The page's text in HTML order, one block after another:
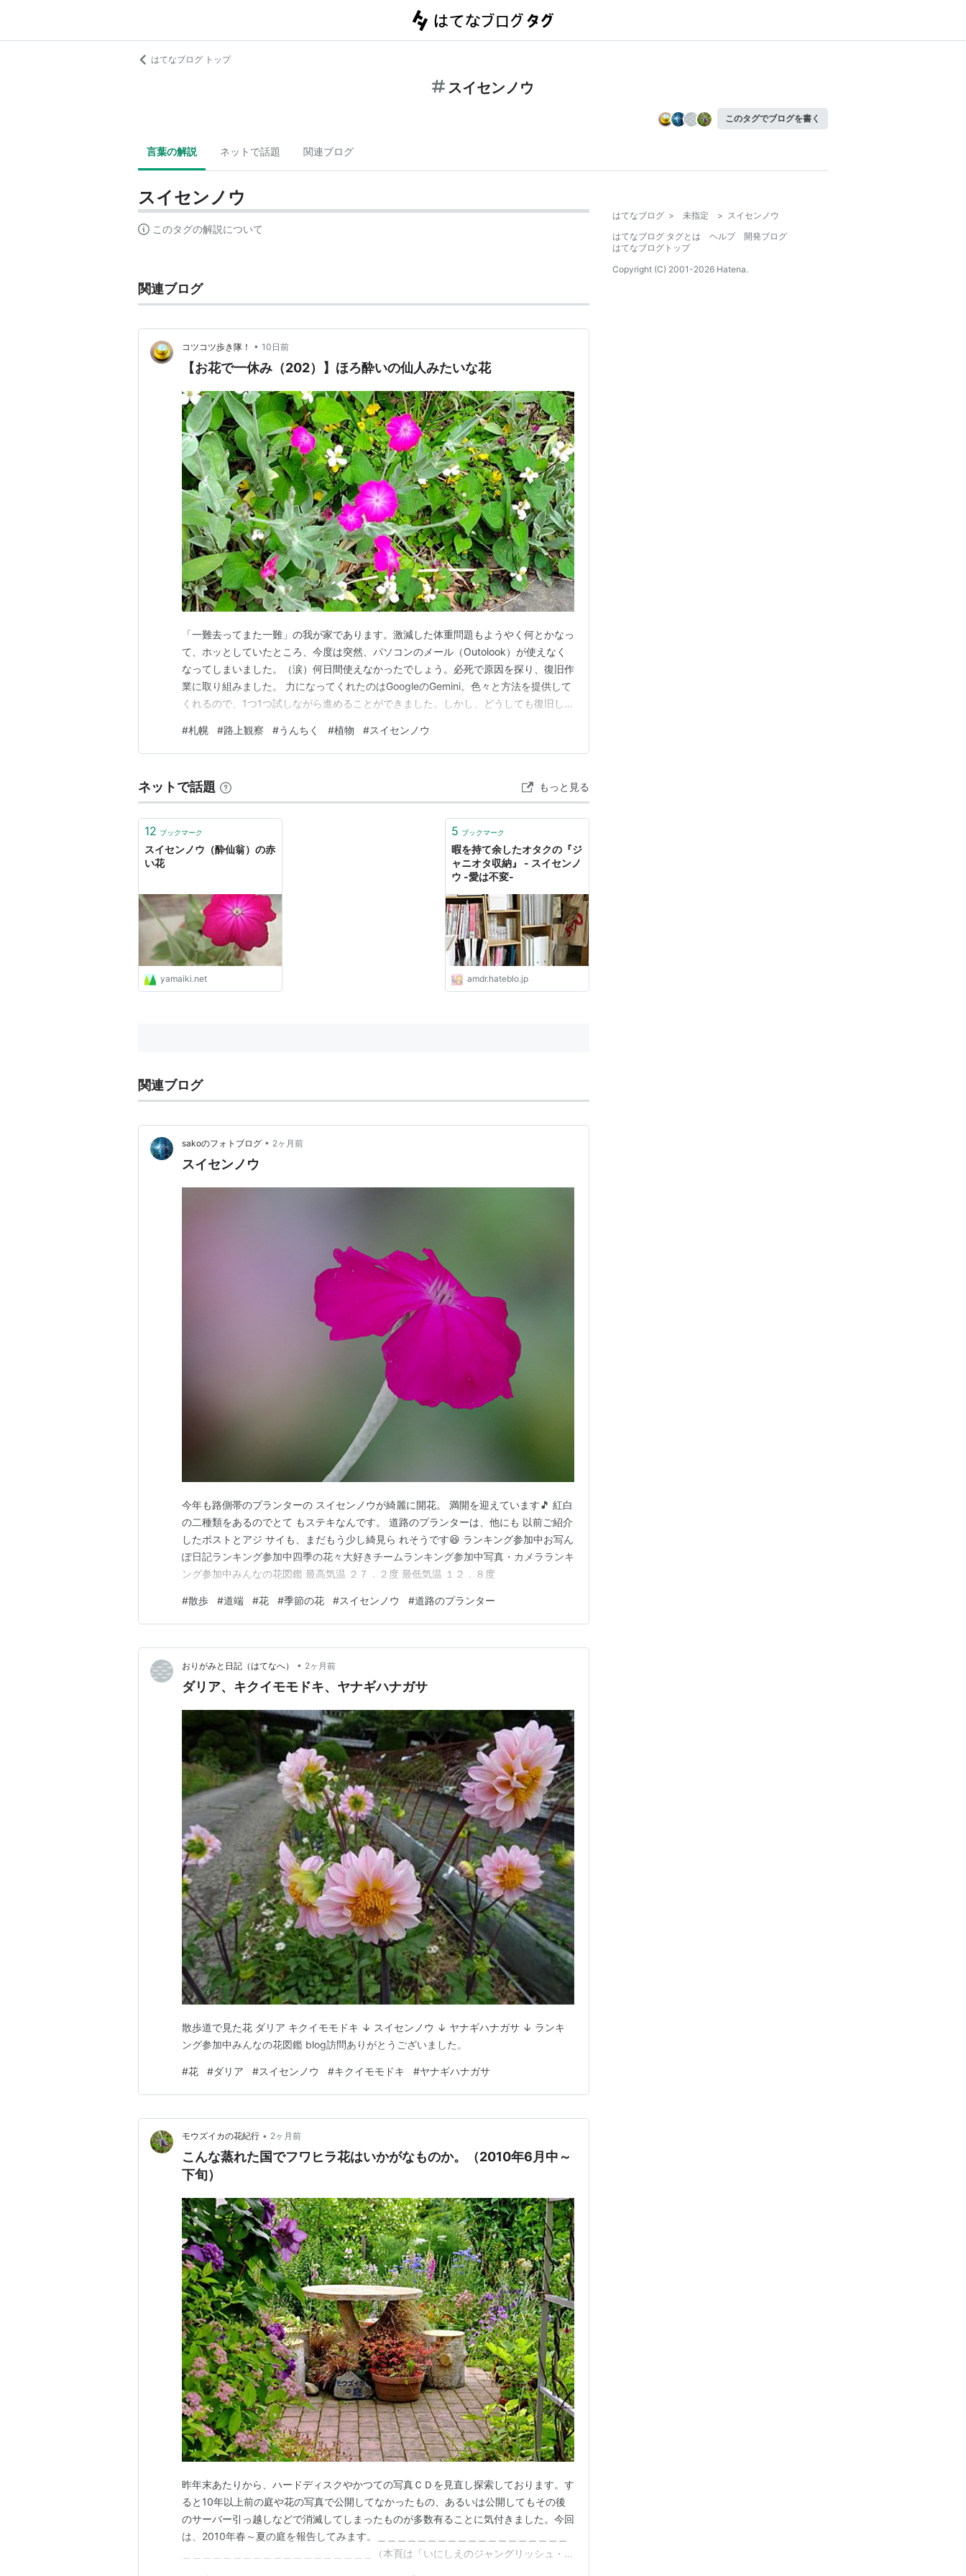
はてなブログ トップ
スイセンノウ
このタグでブログを書く
言葉の解説 ネットで話題 関連ブログ
スイセンノウ
このタグの解説について
関連ブログ
コツコツ歩き隊！ • 10日前
【お花で一休み（202）】ほろ酔いの仙人みたいな花
「一難去ってまた一難」の我が家であります。激減した体重問題もようやく何とかなっ
て、ホッとしていたところ、今度は突然、パソコンのメール（Outolook）が使えなく
なってしまいました。（涙）何日間使えなかったでしょう。必死で原因を探り、復旧作
業に取り組みました。 力になってくれたのはGoogleのGemini。色々と方法を提供して
くれるので、1つ1つ試しながら進めることができました。しかし、どうしても復旧しま
た。すると、「近年、大手プロバイダによる大規模なセキュリティ強化（パスワードの
強制リセットや変更の義務化）が順次…
#札幌 #路上観察 #うんちく #植物 #スイセンノウ
ネットで話題 もっと見る
12 ブックマーク
スイセンノウ（酔仙翁）の赤
い花
yamaiki.net
5 ブックマーク
暇を持て余したオタクの『ジ
ャニオタ収納』 - スイセンノ
ウ -愛は不変-
amdr.hateblo.jp
関連ブログ
sakoのフォトブログ • 2ヶ月前
スイセンノウ
今年も路側帯のプランターの スイセンノウが綺麗に開花。 満開を迎えています🎵 紅白
の二種類をあるのでとて もステキなんです。 道路のプランターは、他にも 以前ご紹介
したポストとアジ サイも、まだもう少し綺見ら れそうです😆 ランキング参加中お写ん
ぽ日記ランキング参加中四季の花々大好きチームランキング参加中写真・カメラランキ
ング参加中みんなの花図鑑 最高気温 ２７．２度 最低気温 １２．８度
#散歩 #道端 #花 #季節の花 #スイセンノウ #道路のプランター
おりがみと日記（はてなへ） • 2ヶ月前
ダリア、キクイモモドキ、ヤナギハナガサ
散歩道で見た花 ダリア キクイモモドキ ↓ スイセンノウ ↓ ヤナギハナガサ ↓ ランキ
ング参加中みんなの花図鑑 blog訪問ありがとうございました。
#花 #ダリア #スイセンノウ #キクイモモドキ #ヤナギハナガサ
モウズイカの花紀行 • 2ヶ月前
こんな蒸れた国でフワヒラ花はいかがなものか。（2010年6月中～
下旬）
昨年末あたりから、ハードディスクやかつての写真ＣＤを見直し探索しております。す
ると10年以上前の庭や花の写真で公開してなかったもの、あるいは公開してもその後
のサーバー引っ越しなどで消滅してしまったものが多数有ることに気付きました。今回
は、2010年春～夏の庭を報告してみます。＿＿＿＿＿＿＿＿＿＿＿＿＿＿＿＿＿＿＿
＿＿＿＿＿＿＿＿＿＿＿＿＿＿＿＿＿＿＿（本頁は「いにしえのジャングリッシュ・ボ
はてなブログ > 未指定 > スイセンノウ
はてなブログ タグとは
ヘルプ
開発ブログ
はてなブログトップ
Copyright (C) 2001-2026 Hatena.